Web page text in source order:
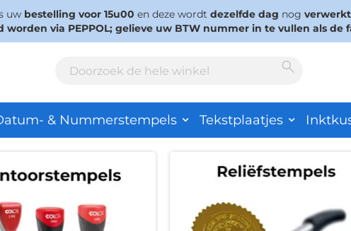
uw bestelling voor 15u00 en deze wordt dezelfde dag nog verwerkt
worden via PEPPOL; gelieve uw BTW nummer in te vullen als
& Nummerstempels Tekstplaatjes